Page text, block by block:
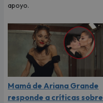
apoyo.
Mamá de Ariana Grande
responde a críticas sobre